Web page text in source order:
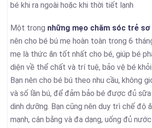
bé khi ra ngoài hoặc khi thời tiết lạnh
Một trong những mẹo chăm sóc trẻ sơ
nên cho bé bú mẹ hoàn toàn trong 6
mẹ là thức ăn tốt nhất cho bé, giúp bé
diện về thể chất và trí tuệ, bảo vệ bé
Bạn nên cho bé bú theo nhu cầu, không
và số lần bú, để đảm bảo bé được đủ
dinh dưỡng. Bạn cũng nên duy trì chế độ
mạnh, cân bằng và đa dạng, uống đủ